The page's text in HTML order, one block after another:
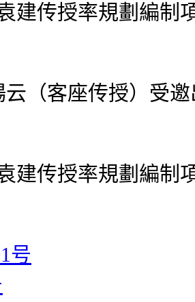
传授率規劃編制
客座传授）受邀
传授率規劃編制
号